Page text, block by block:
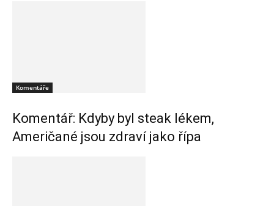
Komentáře
Komentář: Kdyby byl steak lékem,
Američané jsou zdraví jako řípa